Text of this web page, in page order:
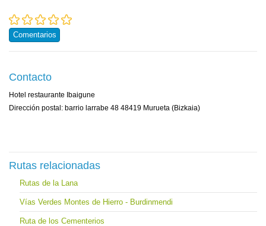
Comentarios
Contacto
Hotel restaurante Ibaigune
Dirección postal: barrio larrabe 48 48419 Murueta (Bizkaia)
Rutas relacionadas
Rutas de la Lana
Vías Verdes Montes de Hierro - Burdinmendi
Ruta de los Cementerios